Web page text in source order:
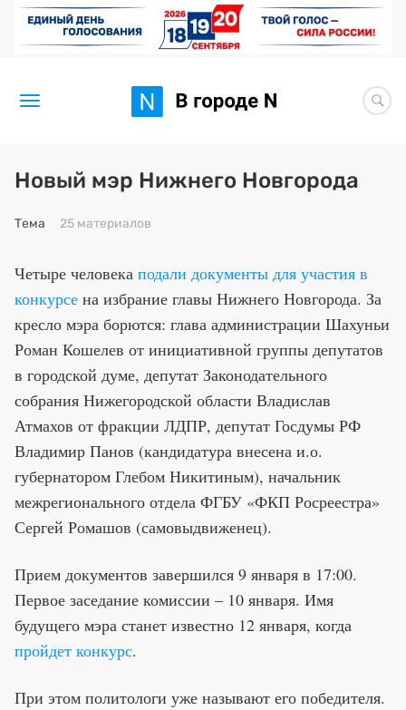
Новости
BORЩ
Искусство исцелять
Премия 2026 (текущая)
Премия 2025
Эксперты
Новый мэр Нижнего Новгорода
Тема 25 материалов
Четыре человека подали документы для участия в
конкурсе на избрание главы Нижнего Новгорода. За
кресло мэра борются: глава администрации Шахуньи
Роман Кошелев от инициативной группы депутатов
в городской думе, депутат Законодательного
собрания Нижегородской области Владислав
Атмахов от фракции ЛДПР, депутат Госдумы РФ
Владимир Панов (кандидатура внесена и.о.
губернатором Глебом Никитиным), начальник
межрегионального отдела ФГБУ «ФКП Росреестра»
Сергей Ромашов (самовыдвиженец).
Прием документов завершился 9 января в 17:00.
Первое заседание комиссии – 10 января. Имя
будущего мэра станет известно 12 января, когда
пройдет конкурс.
При этом политологи уже называют его победителя.